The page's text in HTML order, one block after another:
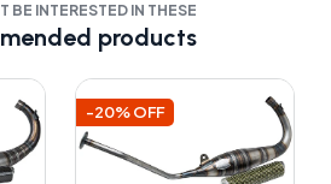
BE INTERESTED IN THESE
products
-20% OFF